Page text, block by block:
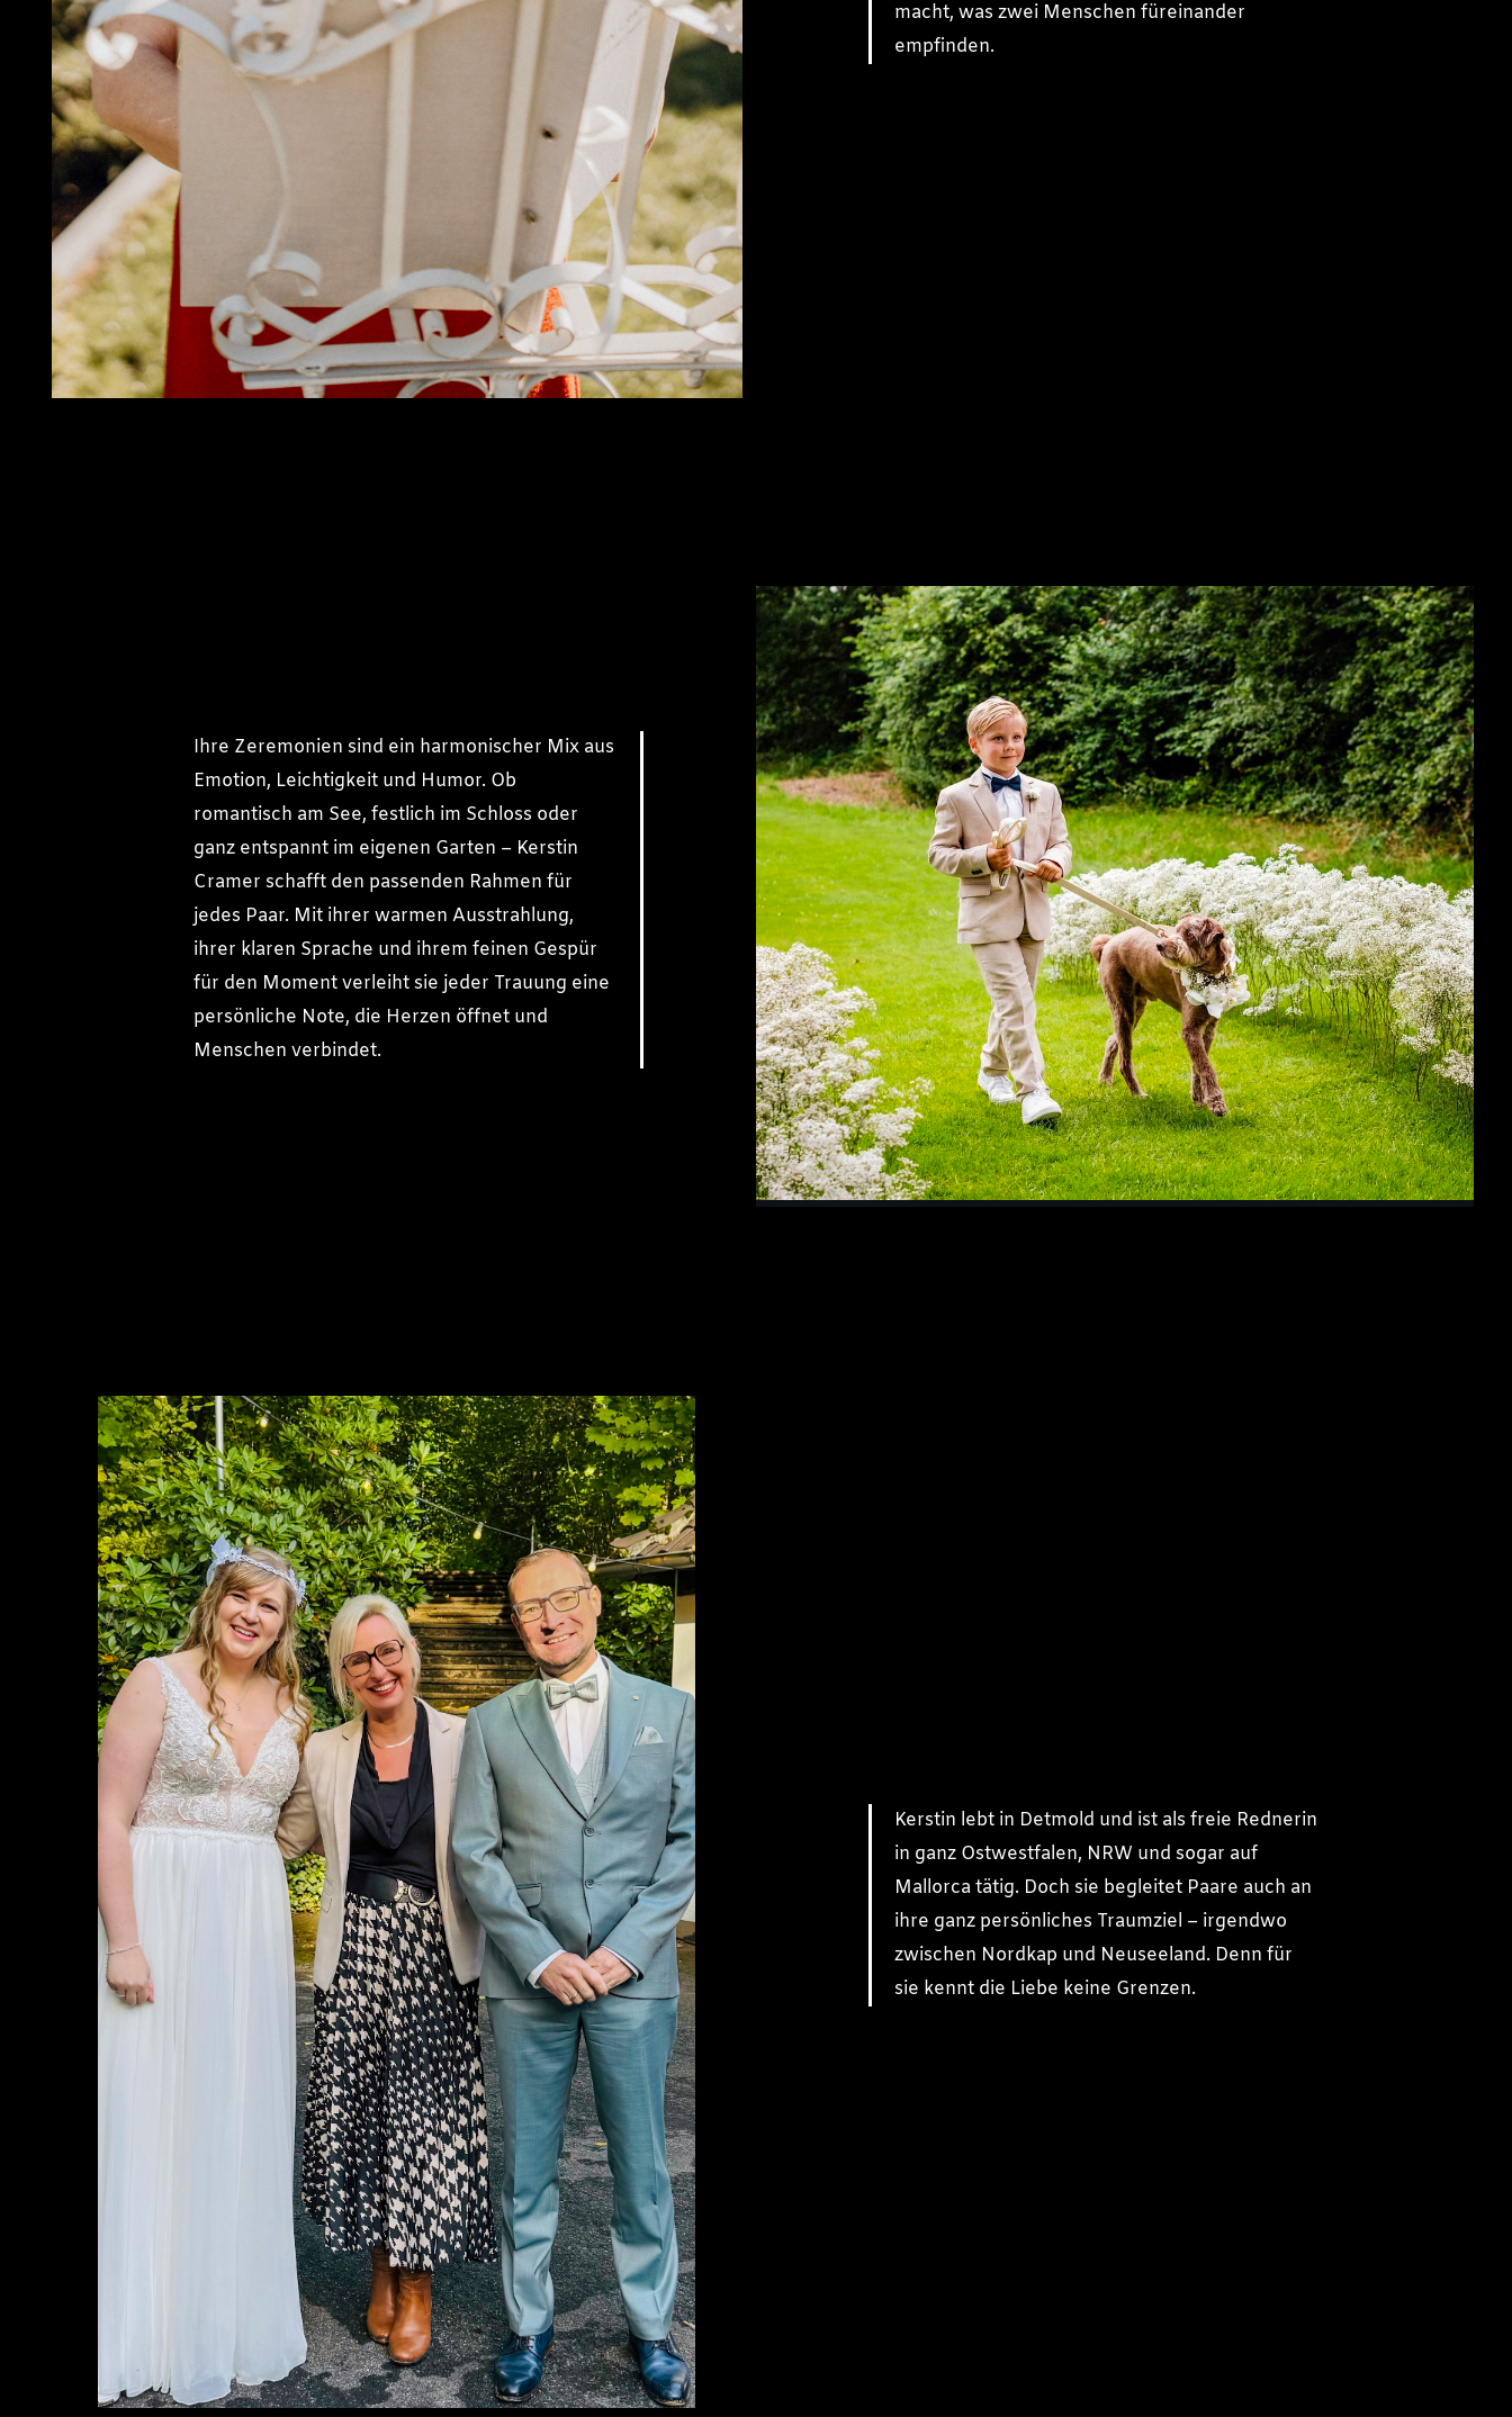
macht, was zwei Menschen füreinander
empfinden.
Ihre Zeremonien sind ein harmonischer Mix aus
Emotion, Leichtigkeit und Humor. Ob
romantisch am See, festlich im Schloss oder
ganz entspannt im eigenen Garten – Kerstin
Cramer schafft den passenden Rahmen für
jedes Paar. Mit ihrer warmen Ausstrahlung,
ihrer klaren Sprache und ihrem feinen Gespür
für den Moment verleiht sie jeder Trauung eine
persönliche Note, die Herzen öffnet und
Menschen verbindet.
Kerstin lebt in Detmold und ist als freie Rednerin
in ganz Ostwestfalen, NRW und sogar auf
Mallorca tätig. Doch sie begleitet Paare auch an
ihre ganz persönliches Traumziel – irgendwo
zwischen Nordkap und Neuseeland. Denn für
sie kennt die Liebe keine Grenzen.